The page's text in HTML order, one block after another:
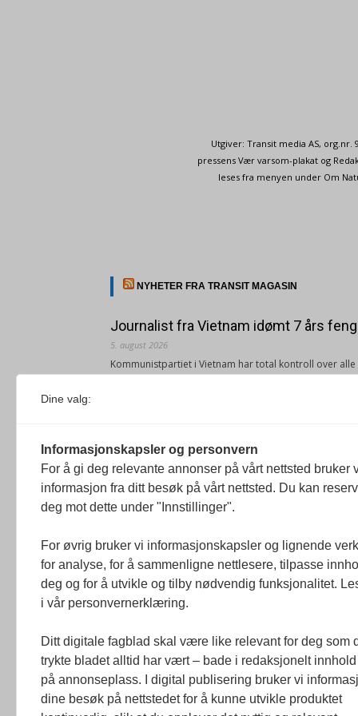
Utgiver: Transit media AS,
pressens Vær varsom-plakat og
leses fra menyen under Om
NYHETER FRA TRANSIT MAGASIN
Journalist fra Vietnam idømt 7 års
5. august 2026
Kommunistpartiet i Vietnam har total kontroll over
Årsabonnement, Månedsabonnement eller 24-
4. august 2026
« Etter at Maduro ble tatt til fange i januar 2026,
Sonia Zapata, jurist
117,8 millioner er på flukt, en nedgang
1. august 2026
Ville ha tilsvart verdens trettende største land i
tilgang. Vi har også egne abonnementer for
Redaksjonen
Dine valg:
Informasjonskapsler og personvern
For å gi deg relevante annonser på vårt nettsted bruker
informasjon fra ditt besøk på vårt nettsted. Du kan
deg mot dette under "Innstillinger".
For øvrig bruker vi informasjonskapsler og lignende
for analyse, for å sammenligne nettlesere, tilpasse
deg og for å utvikle og tilby nødvendig funksjonalitet.
i vår personvernerklæring.
Ditt digitale fagblad skal være like relevant for deg som
trykte bladet alltid har vært – bade i redaksjonelt innhold
på annonseplass. I digital publisering bruker vi
dine besøk på nettstedet for å kunne utvikle produktet